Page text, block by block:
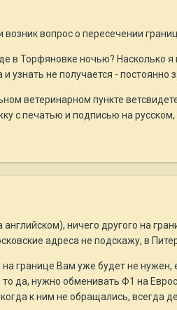
возник вопрос о пересечении
в Торфяновке ночью? Насколько
узнать не получается - постоянно
ветеринарном пункте
с печатью и подписью на
ничего другого на
адреса не подскажу, в
границе Вам уже будет не
да, нужно обменивать Ф1 на
к ним не обращались, всегда